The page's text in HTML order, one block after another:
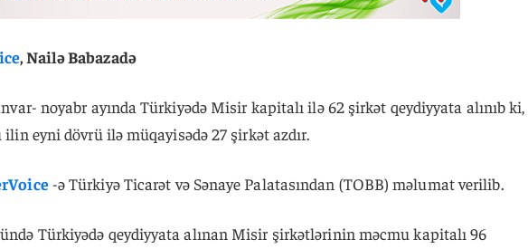
, Nailə Babazadə
noyabr ayında Türkiyədə Misir kapitalı ilə 62 şirkət qeydiyyata alınıb ki,
eyni dövrü ilə müqayisədə 27 şirkət azdır.
-ə Türkiyə Ticarət və Sənaye Palatasından (TOBB) məlumat verilib.
Türkiyədə qeydiyyata alınan Misir şirkətlərinin məcmu kapitalı 96